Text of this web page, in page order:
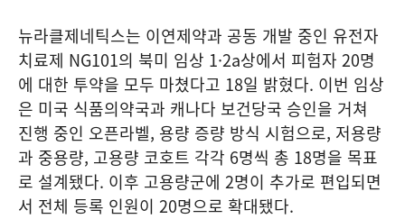
뉴라클제네틱스는 이연제약과 공동 개발 중인 유전자
치료제 NG101의 북미 임상 1·2a상에서 피험자 20명
에 대한 투약을 모두 마쳤다고 18일 밝혔다. 이번 임상
은 미국 식품의약국과 캐나다 보건당국 승인을 거쳐
진행 중인 오픈라벨, 용량 증량 방식 시험으로, 저용량
과 중용량, 고용량 코호트 각각 6명씩 총 18명을 목표
로 설계됐다. 이후 고용량군에 2명이 추가로 편입되면
서 전체 등록 인원이 20명으로 확대됐다.